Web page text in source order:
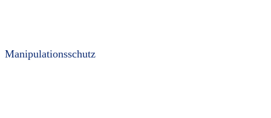
Manipulationsschutz